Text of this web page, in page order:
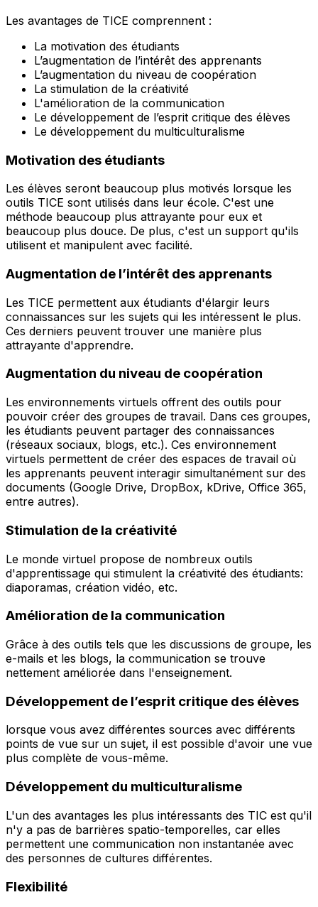
Les avantages de TICE comprennent :
La motivation des étudiants
L’augmentation de l’intérêt des apprenants
L’augmentation du niveau de coopération
La stimulation de la créativité
L'amélioration de la communication
Le développement de l’esprit critique des élèves
Le développement du multiculturalisme
Motivation des étudiants
Les élèves seront beaucoup plus motivés lorsque les
outils TICE sont utilisés dans leur école. C'est une
méthode beaucoup plus attrayante pour eux et
beaucoup plus douce. De plus, c'est un support qu'ils
utilisent et manipulent avec facilité.
Augmentation de l’intérêt des apprenants
Les TICE permettent aux étudiants d'élargir leurs
connaissances sur les sujets qui les intéressent le plus.
Ces derniers peuvent trouver une manière plus
attrayante d'apprendre.
Augmentation du niveau de coopération
Les environnements virtuels offrent des outils pour
pouvoir créer des groupes de travail. Dans ces groupes,
les étudiants peuvent partager des connaissances
(réseaux sociaux, blogs, etc.). Ces environnement
virtuels permettent de créer des espaces de travail où
les apprenants peuvent interagir simultanément sur des
documents (Google Drive, DropBox, kDrive, Office 365,
entre autres).
Stimulation de la créativité
Le monde virtuel propose de nombreux outils
d'apprentissage qui stimulent la créativité des étudiants:
diaporamas, création vidéo, etc.
Amélioration de la communication
Grâce à des outils tels que les discussions de groupe, les
e-mails et les blogs, la communication se trouve
nettement améliorée dans l'enseignement.
Développement de l’esprit critique des élèves
lorsque vous avez différentes sources avec différents
points de vue sur un sujet, il est possible d'avoir une vue
plus complète de vous-même.
Développement du multiculturalisme
L'un des avantages les plus intéressants des TIC est qu'il
n'y a pas de barrières spatio-temporelles, car elles
permettent une communication non instantanée avec
des personnes de cultures différentes.
Flexibilité